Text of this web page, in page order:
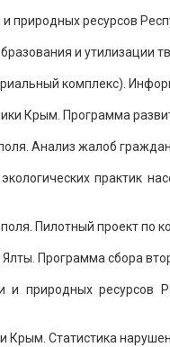
и природных ресурсов
и утилизации
комплекс).
Крым. Программа
Анализ жалоб
практик
Пилотный проект по
Программа сбора
и природных ресурсов
Крым. Статистика